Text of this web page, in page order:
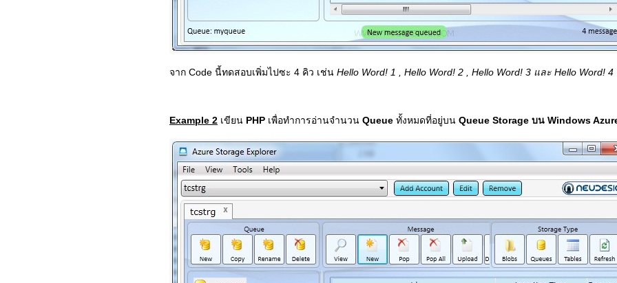
จาก Code นี้ทดสอบเพิ่มไปซะ 4 คิว เช่น Hello Word! 1 , Hello Word! 2 , Hello Word! 3 และ Hello Word! 4
Example 2 เขียน PHP เพื่อทำการอ่านจำนวน Queue ทั้งหมดที่อยู่บน Queue Storage บน Windows